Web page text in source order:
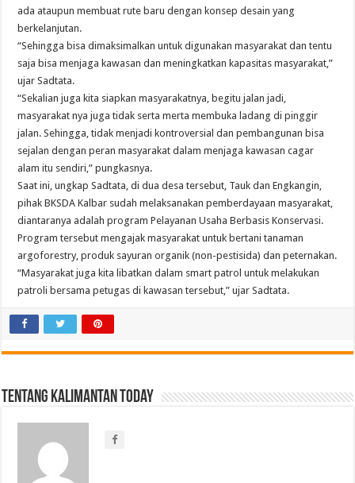
ada ataupun membuat rute baru dengan konsep desain yang
berkelanjutan.
“Sehingga bisa dimaksimalkan untuk digunakan masyarakat dan tentu
saja bisa menjaga kawasan dan meningkatkan kapasitas masyarakat,”
ujar Sadtata.
“Sekalian juga kita siapkan masyarakatnya, begitu jalan jadi,
masyarakat nya juga tidak serta merta membuka ladang di pinggir
jalan. Sehingga, tidak menjadi kontroversial dan pembangunan bisa
sejalan dengan peran masyarakat dalam menjaga kawasan cagar
alam itu sendiri,” pungkasnya.
Saat ini, ungkap Sadtata, di dua desa tersebut, Tauk dan Engkangin,
pihak BKSDA Kalbar sudah melaksanakan pemberdayaan masyarakat,
diantaranya adalah program Pelayanan Usaha Berbasis Konservasi.
Program tersebut mengajak masyarakat untuk bertani tanaman
argoforestry, produk sayuran organik (non-pestisida) dan peternakan.
“Masyarakat juga kita libatkan dalam smart patrol untuk melakukan
patroli bersama petugas di kawasan tersebut,” ujar Sadtata.
Tentang Kalimantan Today